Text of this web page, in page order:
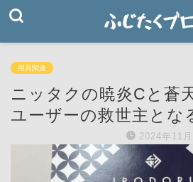
用具関連
ニッタクの暁炎Cと蒼
ユーザーの救世主とな
2024年11